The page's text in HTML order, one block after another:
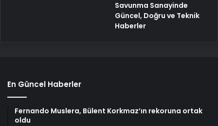
Savunma Sanayinde
Güncel, Doğru ve Teknik
Haberler
En Güncel Haberler
Fernando Muslera, Bülent Korkmaz’ın rekoruna ortak
oldu